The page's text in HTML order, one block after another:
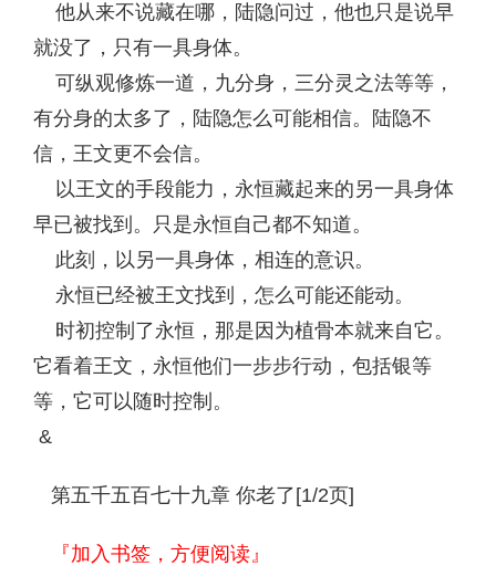
他从来不说藏在哪，陆隐问过，他也只是说早
就没了，只有一具身体。
可纵观修炼一道，九分身，三分灵之法等等，
有分身的太多了，陆隐怎么可能相信。陆隐不
信，王文更不会信。
以王文的手段能力，永恒藏起来的另一具身体
早已被找到。只是永恒自己都不知道。
此刻，以另一具身体，相连的意识。
永恒已经被王文找到，怎么可能还能动。
时初控制了永恒，那是因为植骨本就来自它。
它看着王文，永恒他们一步步行动，包括银等
等，它可以随时控制。
&
第五千五百七十九章 你老了[1/2页]
『加入书签，方便阅读』